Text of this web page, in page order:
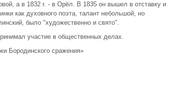
а в 1832 г. - в Орёл. В 1835 он вышел в отставку и
как духовного поэта, талант небольшой, но
было "художественно и свято".
участие в общественных делах.
Бородинского сражения»